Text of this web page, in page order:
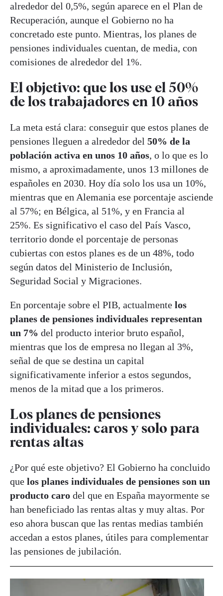
alrededor del 0,5%, según aparece en el Plan de
Recuperación, aunque el Gobierno no ha
concretado este punto. Mientras, los planes de
pensiones individuales cuentan, de media, con
comisiones de alrededor del 1%.
El objetivo: que los use el 50%
de los trabajadores en 10 años
La meta está clara: conseguir que estos planes de
pensiones lleguen a alrededor del 50% de la
población activa en unos 10 años, o lo que es lo
mismo, a aproximadamente, unos 13 millones de
españoles en 2030. Hoy día solo los usa un 10%,
mientras que en Alemania ese porcentaje asciende
al 57%; en Bélgica, al 51%, y en Francia al
25%. Es significativo el caso del País Vasco,
territorio donde el porcentaje de personas
cubiertas con estos planes es de un 48%, todo
según datos del Ministerio de Inclusión,
Seguridad Social y Migraciones.
En porcentaje sobre el PIB, actualmente los
planes de pensiones individuales representan
un 7% del producto interior bruto español,
mientras que los de empresa no llegan al 3%,
señal de que se destina un capital
significativamente inferior a estos segundos,
menos de la mitad que a los primeros.
Los planes de pensiones
individuales: caros y solo para
rentas altas
¿Por qué este objetivo? El Gobierno ha concluido
que los planes individuales de pensiones son un
producto caro del que en España mayormente se
han beneficiado las rentas altas y muy altas. Por
eso ahora buscan que las rentas medias también
accedan a estos planes, útiles para complementar
las pensiones de jubilación.